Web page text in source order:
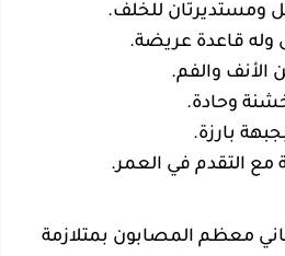
ومستديرتان للخلف.
قاعدة عريضة.
الأنف والفم.
وحادة.
بارزة.
مع التقدم في العمر.
معظم المصابون بمتلازمة